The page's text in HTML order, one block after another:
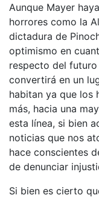
Aunque Mayer
horrores como la
dictadura de
optimismo en
respecto del futuro
convertirá en un
habitan ya que los
más, hacia una
esta línea, si bien
noticias que nos
hace conscientes
de denunciar
Si bien es cierto